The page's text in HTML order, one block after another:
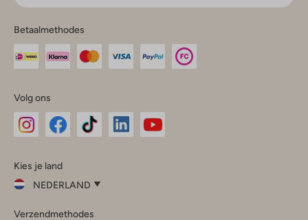
Betaalmethodes
Volg ons
InstagramFacebook
Kies je land
NEDERLAND
je
Verzendmethodes